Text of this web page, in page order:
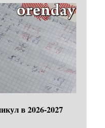
в 2026-2027